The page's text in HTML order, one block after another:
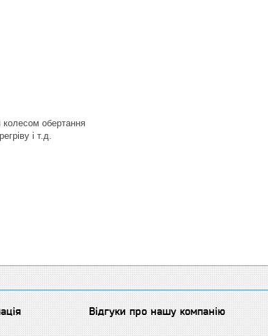
обертання
і т.д.
Відгуки про нашу компанію